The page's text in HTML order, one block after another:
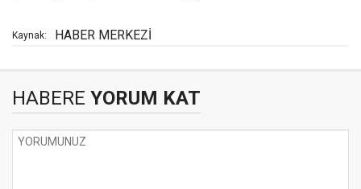
Kaynak: HABER MERKEZİ
HABERE YORUM KAT